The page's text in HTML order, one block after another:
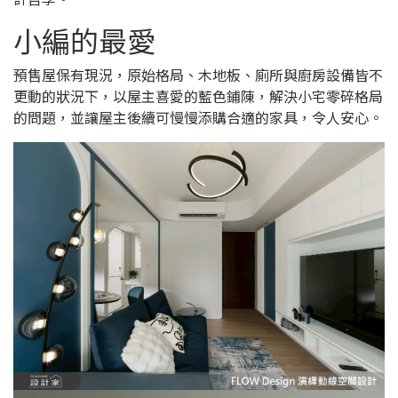
小編的最愛
預售屋保有現況，原始格局、木地板、廁所與廚房設備皆不
更動的狀況下，以屋主喜愛的藍色鋪陳，解決小宅零碎格局
的問題，並讓屋主後續可慢慢添購合適的家具，令人安心。